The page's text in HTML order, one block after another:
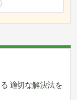
適切な解決法を